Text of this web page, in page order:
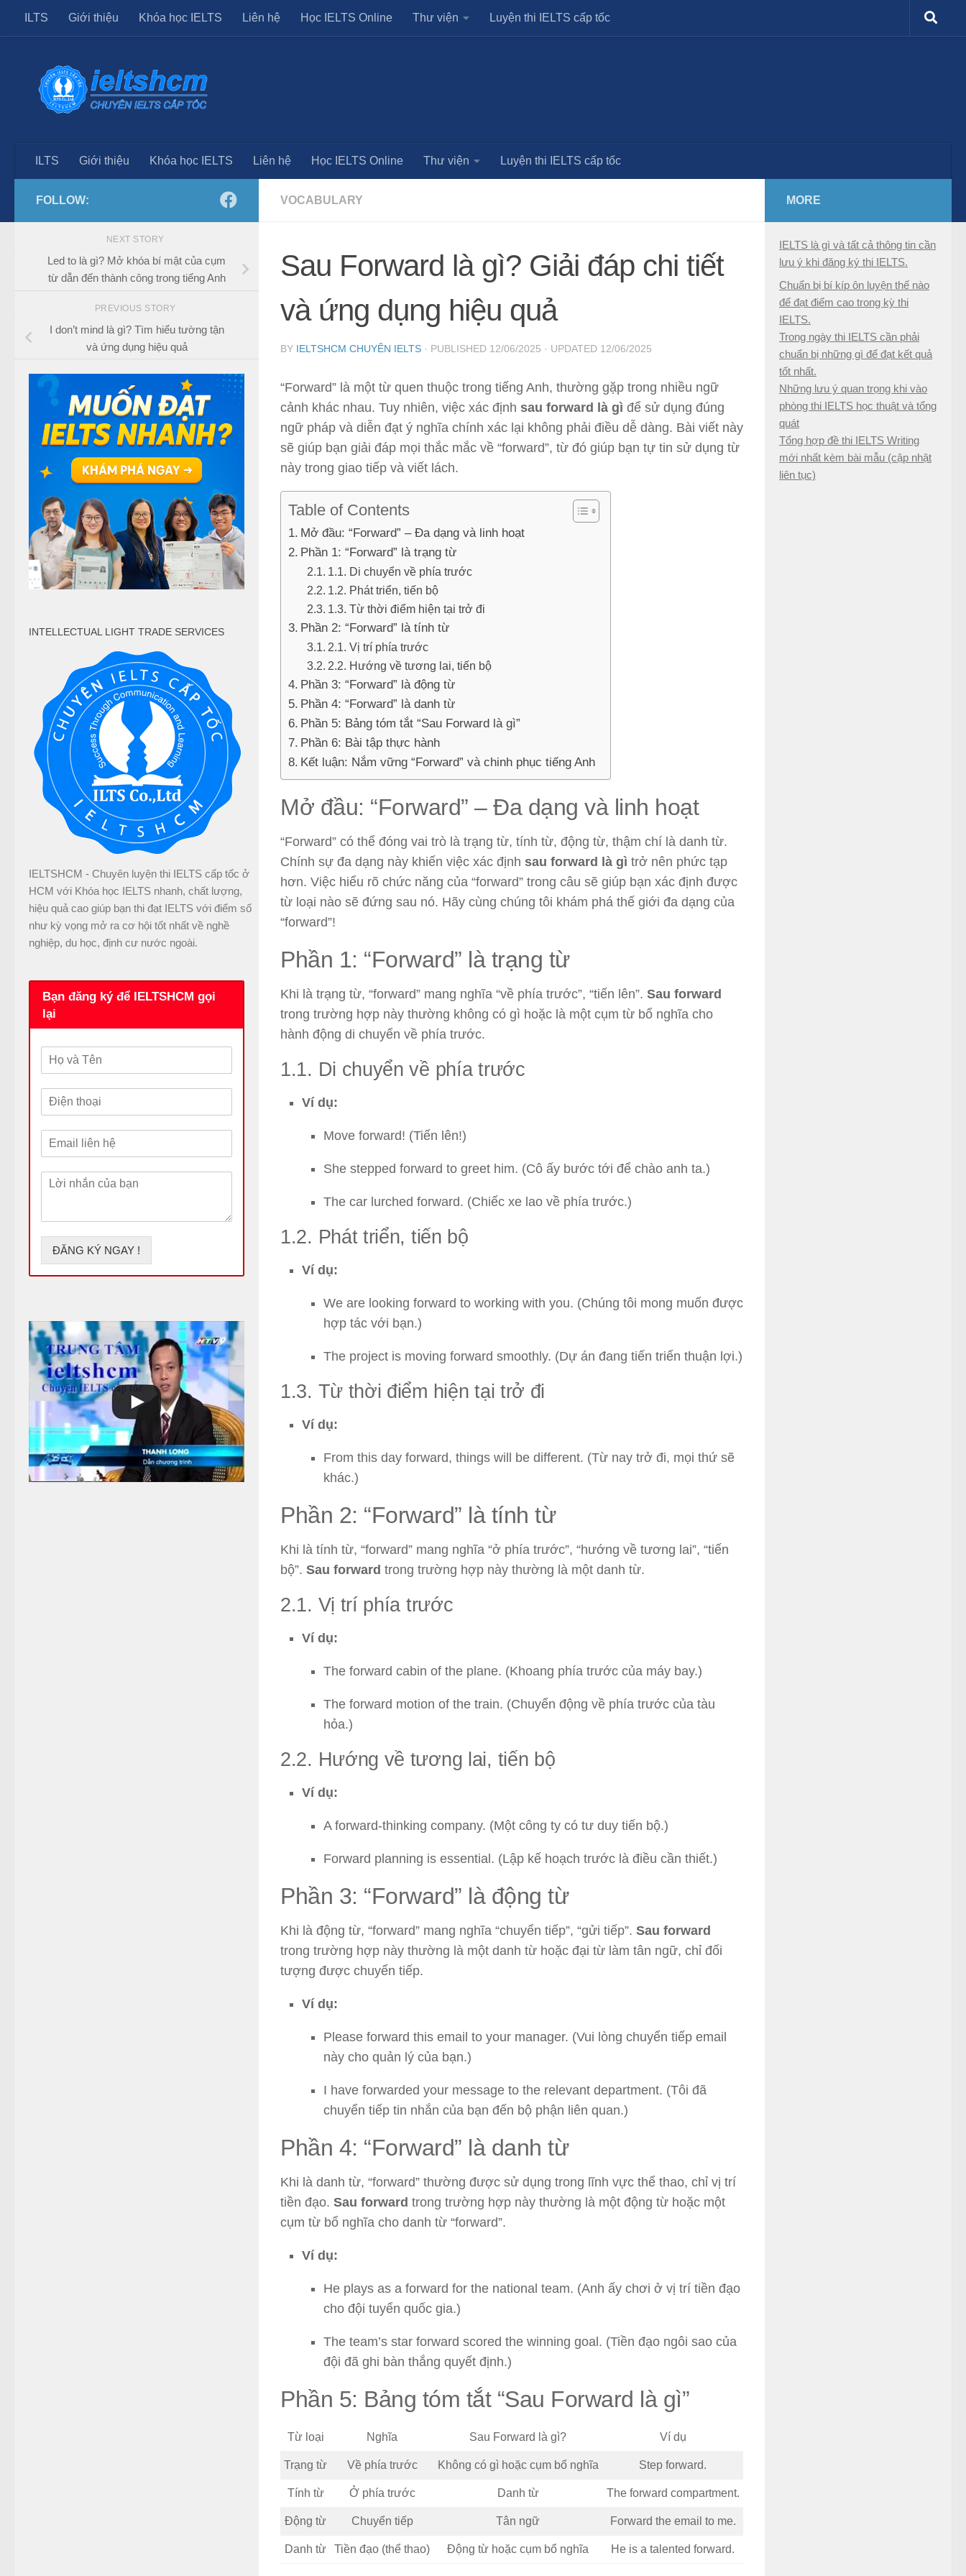
Skip to content
ILTS Giới thiệu Khóa học IELTS Liên hệ Học IELTS Online Thư viện Luyện thi IELTS cấp tốc
ILTS Giới thiệu Khóa học IELTS Liên hệ Học IELTS Online Thư viện Luyện thi IELTS cấp tốc
VOCABULARY
Sau Forward là gì? Giải đáp chi tiết
và ứng dụng hiệu quả
BY IELTSHCM CHUYÊN IELTS · PUBLISHED 12/06/2025 · UPDATED 12/06/2025
“Forward” là một từ quen thuộc trong tiếng Anh, thường gặp trong nhiều ngữ
cảnh khác nhau. Tuy nhiên, việc xác định sau forward là gì để sử dụng đúng
ngữ pháp và diễn đạt ý nghĩa chính xác lại không phải điều dễ dàng. Bài viết này
sẽ giúp bạn giải đáp mọi thắc mắc về “forward”, từ đó giúp bạn tự tin sử dụng từ
này trong giao tiếp và viết lách.
Table of Contents
Mở đầu: “Forward” – Đa dạng và linh hoạt
Phần 1: “Forward” là trạng từ
1.1. Di chuyển về phía trước
1.2. Phát triển, tiến bộ
1.3. Từ thời điểm hiện tại trở đi
Phần 2: “Forward” là tính từ
2.1. Vị trí phía trước
2.2. Hướng về tương lai, tiến bộ
Phần 3: “Forward” là động từ
Phần 4: “Forward” là danh từ
Phần 5: Bảng tóm tắt “Sau Forward là gì”
Phần 6: Bài tập thực hành
Kết luận: Nắm vững “Forward” và chinh phục tiếng Anh
Mở đầu: “Forward” – Đa dạng và linh hoạt
“Forward” có thể đóng vai trò là trạng từ, tính từ, động từ, thậm chí là danh từ.
Chính sự đa dạng này khiến việc xác định sau forward là gì trở nên phức tạp
hơn. Việc hiểu rõ chức năng của “forward” trong câu sẽ giúp bạn xác định được
từ loại nào sẽ đứng sau nó. Hãy cùng chúng tôi khám phá thế giới đa dạng của
“forward”!
Phần 1: “Forward” là trạng từ
Khi là trạng từ, “forward” mang nghĩa “về phía trước”, “tiến lên”. Sau forward
trong trường hợp này thường không có gì hoặc là một cụm từ bổ nghĩa cho
hành động di chuyển về phía trước.
1.1. Di chuyển về phía trước
Ví dụ:
Move forward! (Tiến lên!)
She stepped forward to greet him. (Cô ấy bước tới để chào anh ta.)
The car lurched forward. (Chiếc xe lao về phía trước.)
1.2. Phát triển, tiến bộ
Ví dụ:
We are looking forward to working with you. (Chúng tôi mong muốn được
hợp tác với bạn.)
The project is moving forward smoothly. (Dự án đang tiến triển thuận lợi.)
1.3. Từ thời điểm hiện tại trở đi
Ví dụ:
From this day forward, things will be different. (Từ nay trở đi, mọi thứ sẽ
khác.)
Phần 2: “Forward” là tính từ
Khi là tính từ, “forward” mang nghĩa “ở phía trước”, “hướng về tương lai”, “tiến
bộ”. Sau forward trong trường hợp này thường là một danh từ.
2.1. Vị trí phía trước
Ví dụ:
The forward cabin of the plane. (Khoang phía trước của máy bay.)
The forward motion of the train. (Chuyển động về phía trước của tàu
hỏa.)
2.2. Hướng về tương lai, tiến bộ
Ví dụ:
A forward-thinking company. (Một công ty có tư duy tiến bộ.)
Forward planning is essential. (Lập kế hoạch trước là điều cần thiết.)
Phần 3: “Forward” là động từ
Khi là động từ, “forward” mang nghĩa “chuyển tiếp”, “gửi tiếp”. Sau forward
trong trường hợp này thường là một danh từ hoặc đại từ làm tân ngữ, chỉ đối
tượng được chuyển tiếp.
Ví dụ:
Please forward this email to your manager. (Vui lòng chuyển tiếp email
này cho quản lý của bạn.)
I have forwarded your message to the relevant department. (Tôi đã
chuyển tiếp tin nhắn của bạn đến bộ phận liên quan.)
Phần 4: “Forward” là danh từ
Khi là danh từ, “forward” thường được sử dụng trong lĩnh vực thể thao, chỉ vị trí
tiền đạo. Sau forward trong trường hợp này thường là một động từ hoặc một
cụm từ bổ nghĩa cho danh từ “forward”.
Ví dụ:
He plays as a forward for the national team. (Anh ấy chơi ở vị trí tiền đạo
cho đội tuyển quốc gia.)
The team’s star forward scored the winning goal. (Tiền đạo ngôi sao của
đội đã ghi bàn thắng quyết định.)
Phần 5: Bảng tóm tắt “Sau Forward là gì”
Từ loại Nghĩa Sau Forward là gì? Ví dụ
Trạng từ Về phía trước Không có gì hoặc cụm bổ nghĩa Step forward.
Tính từ Ở phía trước Danh từ The forward compartment.
Động từ Chuyển tiếp Tân ngữ Forward the email to me.
Danh từ Tiền đạo (thể thao) Động từ hoặc cụm bổ nghĩa He is a talented forward.
FOLLOW:
NEXT STORY
Led to là gì? Mở khóa bí mật của cụm
từ dẫn đến thành công trong tiếng Anh
PREVIOUS STORY
I don’t mind là gì? Tìm hiểu tường tận
và ứng dụng hiệu quả
INTELLECTUAL LIGHT TRADE SERVICES
IELTSHCM - Chuyên luyện thi IELTS cấp tốc ở
HCM với Khóa học IELTS nhanh, chất lượng,
hiệu quả cao giúp bạn thi đạt IELTS với điểm số
như kỳ vọng mở ra cơ hội tốt nhất về nghề
nghiệp, du học, định cư nước ngoài.
Bạn đăng ký để IELTSHCM gọi
lại
*
m
n
h
n
c
b
ạ
n
ĐĂNG KÝ NGAY !
MORE
IELTS là gì và tất cả thông tin cần
lưu ý khi đăng ký thi IELTS.
Chuẩn bị bí kíp ôn luyện thế nào
để đạt điểm cao trong kỳ thi
IELTS.
Trong ngày thi IELTS cần phải
chuẩn bị những gì để đạt kết quả
tốt nhất.
Những lưu ý quan trọng khi vào
phòng thi IELTS học thuật và tổng
quát
Tổng hợp đề thi IELTS Writing
mới nhất kèm bài mẫu (cập nhật
liên tục)